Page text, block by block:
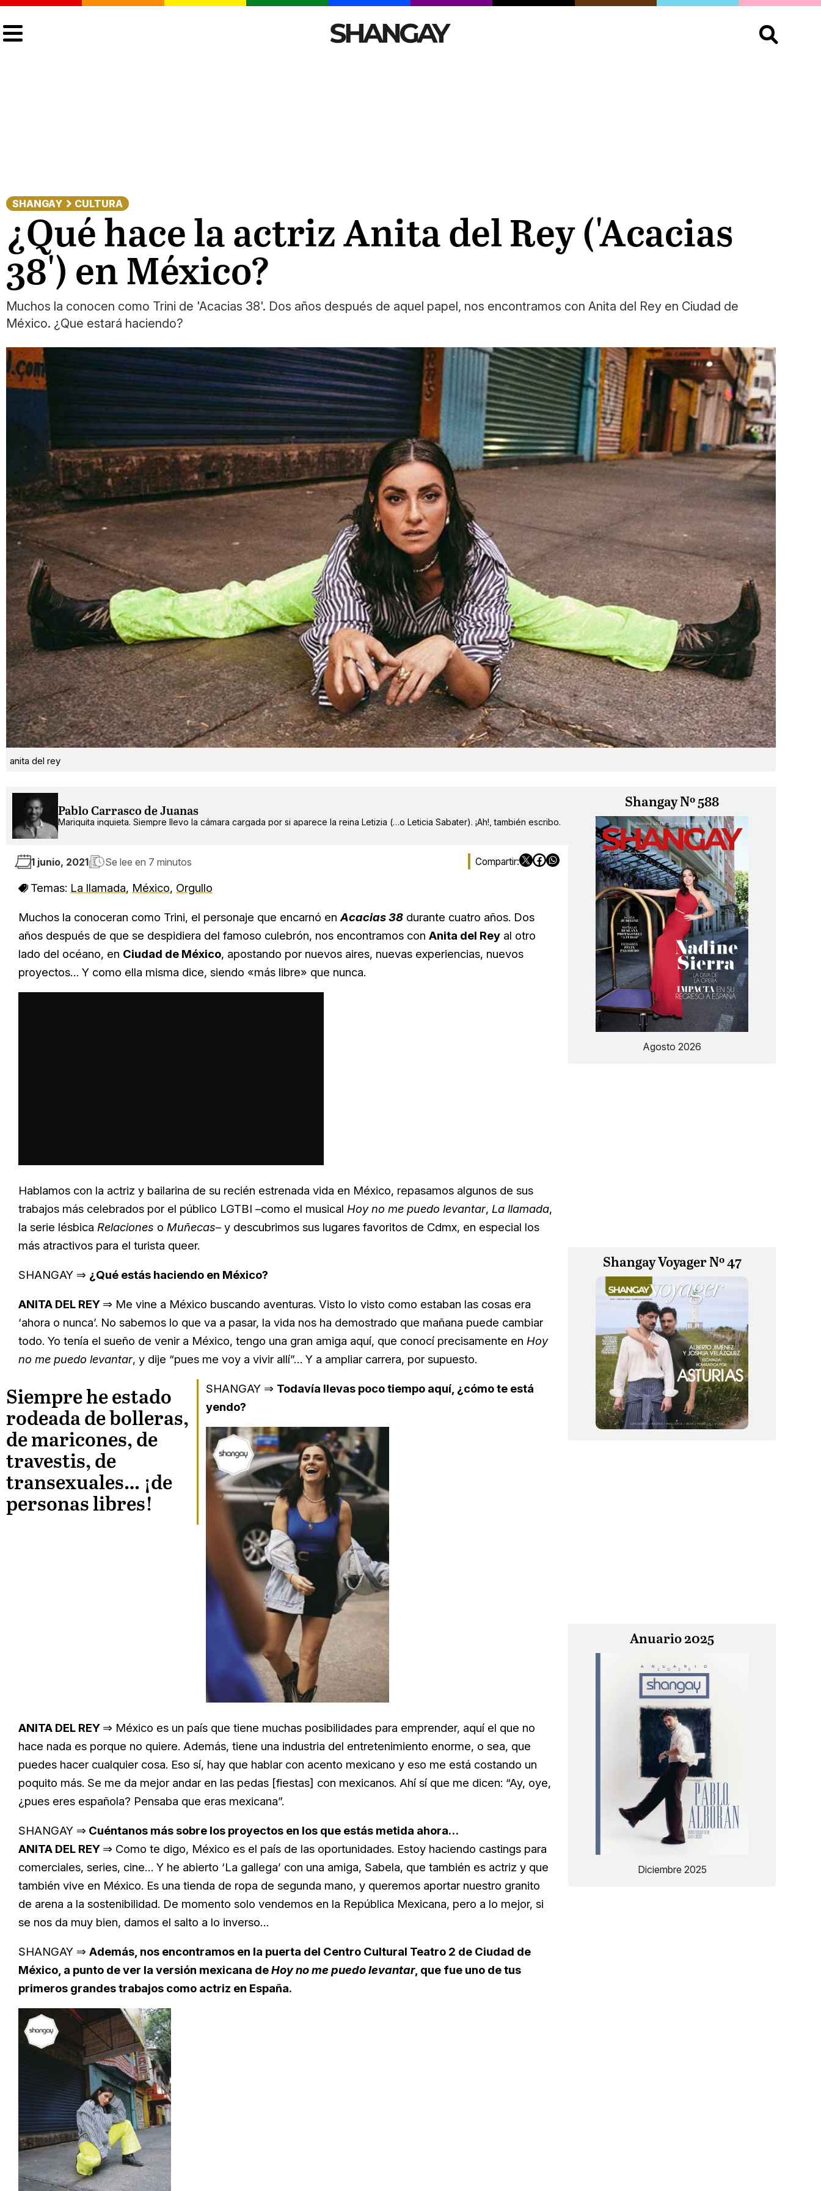
Buscar:
SHANGAY CULTURA
¿Qué hace la actriz Anita del Rey ('Acacias
38') en México?
Muchos la conocen como Trini de 'Acacias 38'. Dos años después de aquel papel, nos encontramos con Anita del Rey en Ciudad de
México. ¿Que estará haciendo?
anita del rey
Pablo Carrasco de Juanas
Mariquita inquieta. Siempre llevo la cámara cargada por si aparece la reina Letizia (…o Leticia Sabater). ¡Ah!, también escribo.
1 junio, 2021 Se lee en 7 minutos
Temas: La llamada, México, Orgullo
Muchos la conoceran como Trini, el personaje que encarnó en Acacias 38 durante cuatro años. Dos
años después de que se despidiera del famoso culebrón, nos encontramos con Anita del Rey al otro
lado del océano, en Ciudad de México, apostando por nuevos aires, nuevas experiencias, nuevos
proyectos… Y como ella misma dice, siendo «más libre» que nunca.
Hablamos con la actriz y bailarina de su recién estrenada vida en México, repasamos algunos de sus
trabajos más celebrados por el público LGTBI –como el musical Hoy no me puedo levantar, La llamada,
la serie lésbica Relaciones o Muñecas– y descubrimos sus lugares favoritos de Cdmx, en especial los
más atractivos para el turista queer.
SHANGAY ⇒ ¿Qué estás haciendo en México?
ANITA DEL REY ⇒ Me vine a México buscando aventuras. Visto lo visto como estaban las cosas era
‘ahora o nunca’. No sabemos lo que va a pasar, la vida nos ha demostrado que mañana puede cambiar
todo. Yo tenía el sueño de venir a México, tengo una gran amiga aquí, que conocí precisamente en Hoy
no me puedo levantar, y dije “pues me voy a vivir allí”… Y a ampliar carrera, por supuesto.
Siempre he estado
rodeada de bolleras,
de maricones, de
travestis, de
transexuales… ¡de
personas libres!
SHANGAY ⇒ Todavía llevas poco tiempo aquí, ¿cómo te está
yendo?
ANITA DEL REY ⇒ México es un país que tiene muchas posibilidades para emprender, aquí el que no
hace nada es porque no quiere. Además, tiene una industria del entretenimiento enorme, o sea, que
puedes hacer cualquier cosa. Eso sí, hay que hablar con acento mexicano y eso me está costando un
poquito más. Se me da mejor andar en las pedas [fiestas] con mexicanos. Ahí sí que me dicen: “Ay, oye,
¿pues eres española? Pensaba que eras mexicana”.
SHANGAY ⇒ Cuéntanos más sobre los proyectos en los que estás metida ahora…
ANITA DEL REY ⇒ Como te digo, México es el país de las oportunidades. Estoy haciendo castings para
comerciales, series, cine… Y he abierto ‘La gallega’ con una amiga, Sabela, que también es actriz y que
también vive en México. Es una tienda de ropa de segunda mano, y queremos aportar nuestro granito
de arena a la sostenibilidad. De momento solo vendemos en la República Mexicana, pero a lo mejor, si
se nos da muy bien, damos el salto a lo inverso…
SHANGAY ⇒ Además, nos encontramos en la puerta del Centro Cultural Teatro 2 de Ciudad de
México, a punto de ver la versión mexicana deHoy no me puedo levantar, que fue uno de tus
primeros grandes trabajos como actriz en España.
Shangay Nº 588
Agosto 2026
Shangay Voyager Nº 47
Anuario 2025
Diciembre 2025